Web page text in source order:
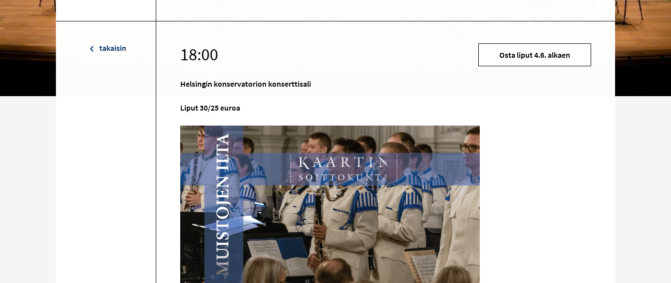
takaisin 18:00
sosiaalisessa
Osta liput 4.6. alkaen
Helsingin konservatorion konserttisali
Liput 30/25 euroa